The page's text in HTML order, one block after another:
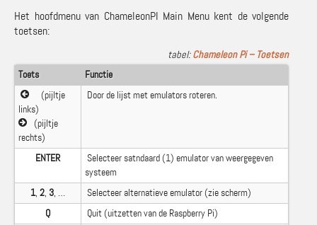
Het hoofdmenu van ChameleonPI Main Menu kent de volgende
toetsen:
Chameleon Pi – Toetsen
Toets
Functie
(pijltje
links)
(pijltje
rechts)
Door de lijst met emulators roteren.
ENTER
Selecteer satndaard (1) emulator van weergegeven
systeem
1, 2, 3, …
Selecteer alternatieve emulator (zie scherm)
Q
Quit (uitzetten van de Raspberry Pi)